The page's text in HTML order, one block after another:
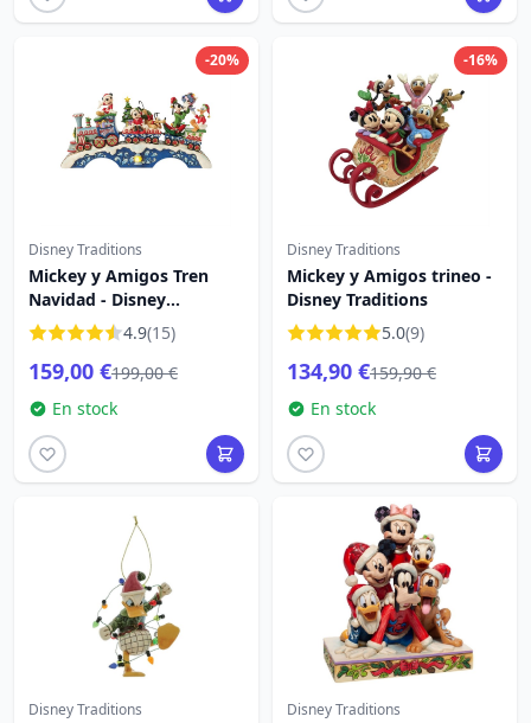
-20%
Disney Traditions
Mickey y Amigos Tren
Navidad - Disney
Traditions
4.9(15)
159,00 €199,00 €
En stock
-16%
Disney Traditions
Mickey y Amigos trineo -
Disney Traditions
5.0(9)
134,90 €159,90 €
En stock
Disney Traditions
Disney Traditions